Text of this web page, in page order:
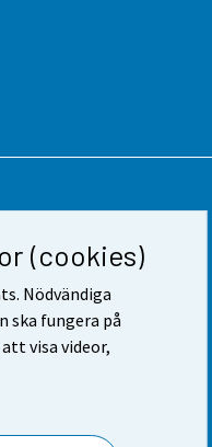
(cookies)
Nödvändiga
ska fungera på
visa videor,